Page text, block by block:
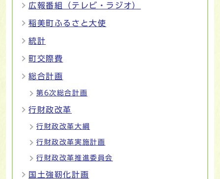
広報番組（テレビ・ラジオ）
稲美町ふるさと大使
統計
町交際費
総合計画
第6次総合計画
行財政改革
行財政改革大綱
行財政改革実施計画
行財政改革推進委員会
国土強靭化計画